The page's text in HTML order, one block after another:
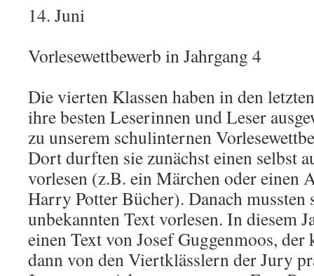
14. Juni
Vorlesewettbewerb in Jahrgang 4
Die vierten Klassen haben in den
ihre besten Leserinnen und Leser
zu unserem schulinternen
Dort durften sie zunächst einen selbst
vorlesen (z.B. ein Märchen oder einen
Harry Potter Bücher). Danach mussten
unbekannten Text vorlesen. In diesem
einen Text von Josef Guggenmoos,
dann von den Viertklässlern der Jury